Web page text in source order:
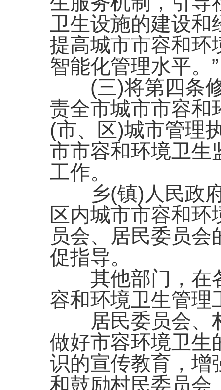
卫生设施的建设和
提高城市市容和环
智能化管理水平。”
(三)将第四条修
责全市城市市容和
(市、区)城市管理
市市容和环境卫生
工作。
乡(镇)人民政府
区内城市市容和
员会、居民委员
促指导。
其他部门，在
容和环境卫生管理
居民委员会、
做好市容环境卫生
识的宣传教育，增
和鼓励村民委员会